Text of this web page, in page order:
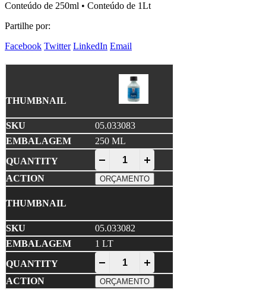
Conteúdo de 250ml • Conteúdo de 1Lt
Partilhe por:
Facebook Twitter LinkedIn Email
05.033083
250 ML
NEXTZETT • Glaspolish Polidor de
ORÇAMENTO
05.033082
1 LT
NEXTZETT • Glaspolish Polidor de
ORÇAMENTO